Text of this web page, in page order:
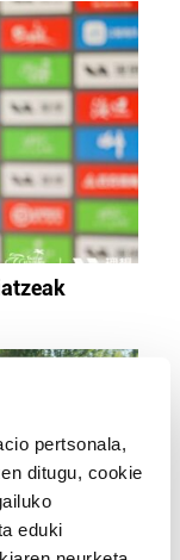
pertsonala,
ditugu, cookie
eduki